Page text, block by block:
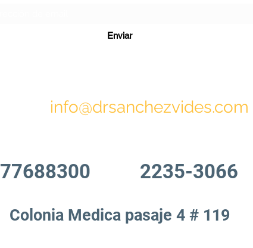
Enviar
info@drsanchezvides.com
77688300 2235-3066
Colonia Medica pasaje 4 # 119